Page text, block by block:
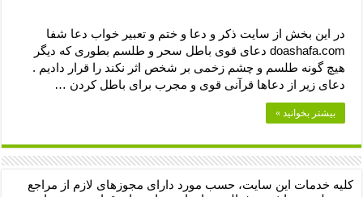
در این بخش از سایت ذکر و دعا و ختم و تعبیر خواب دعا شفا
doashafa.com دعای قوی باطل سحر و طلسم بطوری که دیگر
هیچ گونه طلسم و چشم زخمی بر شخص اثر نکند را قرار دادیم .
دعای زیر از دعاها قرآنی قوی و مجرب برای باطل کردن …
بیشتر بخوانید »
کلیه خدمات این سایت، حسب مورد دارای مجوزهای لازم از مراجع